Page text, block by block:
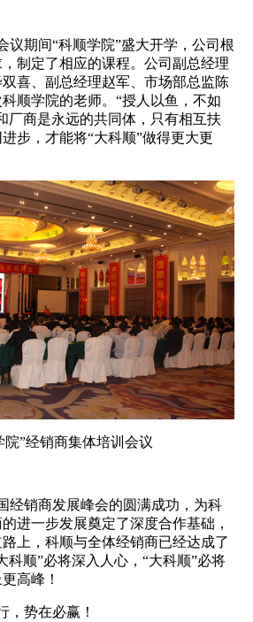
期间“科顺学院”盛大开学，公司根
制定了相应的课程。公司副总经理
喜、副总经理赵军、市场部总监陈
顺学院的老师。“授人以鱼，不如
厂商是永远的共同体，只有相互扶
步，才能将“大科顺”做得更大更
院”经销商集体培训会议
销商发展峰会的圆满成功，为科
进一步发展奠定了深度合作基础，
上，科顺与全体经销商已经达成了
科顺”必将深入人心，“大科顺”必将
高峰！
势在必赢！